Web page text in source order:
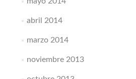
abril 2014
marzo 2014
noviembre 2013